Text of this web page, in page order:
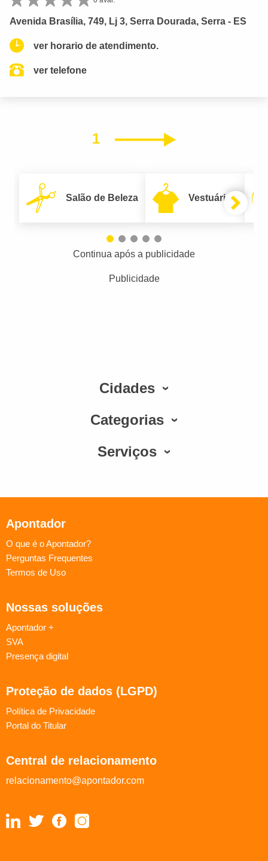
Avenida Brasília, 749, Lj 3, Serra Dourada, Serra - ES
ver horario de atendimento.
ver telefone
1 Próximo
Salão de Beleza Vestuário
Continua após a publicidade
Publicidade
Cidades
Categorias
Serviços
Apontador
O que é o Apontador?
Perguntas Frequentes
Termos de Uso
Nossas soluções
Apontador +
SVA
Presença digital
Proteção de dados (LGPD)
Política de Privacidade
Portal do Titular
Central de relacionamento
relacionamento@apontador.com